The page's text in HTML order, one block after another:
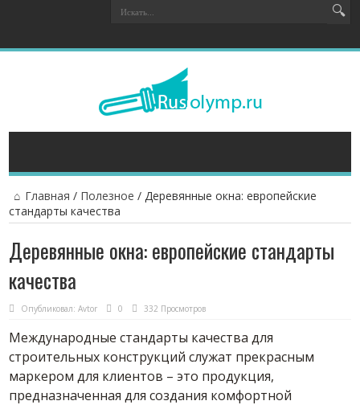
Главная / Полезное /Деревянные окна: европейские
стандарты качества
Деревянные окна: европейские стандарты
качества
Опубликовал:Avtor 0 332 Просмотров
Международные стандарты качества для
строительных конструкций служат прекрасным
маркером для клиентов – это продукция,
предназначенная для создания комфортной